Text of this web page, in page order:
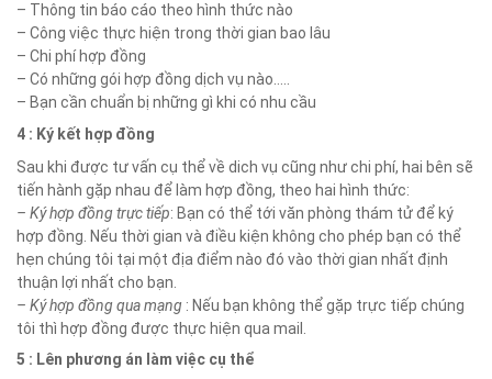
– Thông tin báo cáo theo hình thức nào
– Công việc thực hiện trong thời gian bao lâu
– Chi phí hợp đồng
– Có những gói hợp đồng dịch vụ nào…..
– Bạn cần chuẩn bị những gì khi có nhu cầu
4 : Ký kết hợp đồng
Sau khi được tư vấn cụ thể về dich vụ cũng như chi phí, hai bên sẽ
tiến hành gặp nhau để làm hợp đồng, theo hai hình thức:
– Ký hợp đồng trực tiếp: Bạn có thể tới văn phòng thám tử để ký
hợp đồng. Nếu thời gian và điều kiện không cho phép bạn có thể
hẹn chúng tôi tại một địa điểm nào đó vào thời gian nhất định
thuận lợi nhất cho bạn.
– Ký hợp đồng qua mạng : Nếu bạn không thể gặp trực tiếp chúng
tôi thì hợp đồng được thực hiện qua mail.
5 : Lên phương án làm việc cụ thể